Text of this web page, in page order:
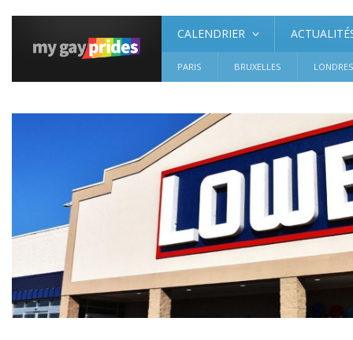
CALENDRIER
PARIS BRUXELLES LONDRES